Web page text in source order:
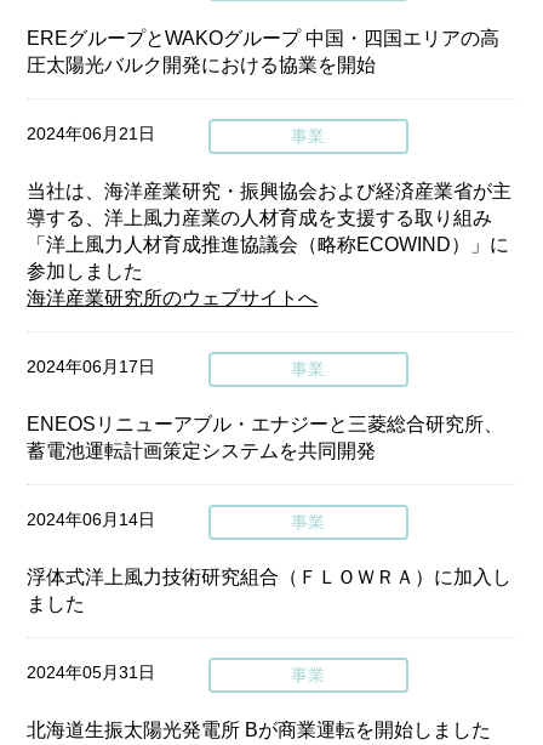
EREグループとWAKOグループ 中国・四国エリアの高
圧太陽光バルク開発における協業を開始
2024年06月21日 事業
当社は、海洋産業研究・振興協会および経済産業省が主
導する、洋上風力産業の人材育成を支援する取り組み
「洋上風力人材育成推進協議会（略称ECOWIND）」に
参加しました
海洋産業研究所のウェブサイトへ
2024年06月17日 事業
ENEOSリニューアブル・エナジーと三菱総合研究所、
蓄電池運転計画策定システムを共同開発
2024年06月14日 事業
浮体式洋上風力技術研究組合（ＦＬＯＷＲＡ）に加入し
ました
2024年05月31日 事業
北海道生振太陽光発電所 Bが商業運転を開始しました